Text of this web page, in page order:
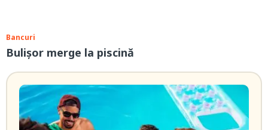
Bancuri
Bulișor merge la piscină